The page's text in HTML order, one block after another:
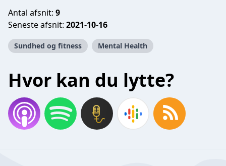
Antal afsnit: 9
Seneste afsnit: 2021-10-16
Sundhed og fitness Mental Health
Hvor kan du lytte?